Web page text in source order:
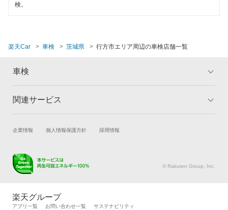
猿島郡
常総市
高萩市
つくばみらい市
土浦市
取手市
那珂郡
コンピューター診断
検。
楽天Car 車検 茨城県 行方市エリア周辺の車検店舗一覧
車検
トップ
車検の基礎知識 キャンペーン一覧
関連サービス
試乗・商談 新車購入
キズ修理予約
メンテナンス管理
タイヤ交換サービス
自動車カタログ 自動車保険
企業情報 個人情報保護方針 採用情報
© Rakuten Group, Inc.
楽天グループ
アプリ一覧 お問い合わせ一覧 サステナビリティ